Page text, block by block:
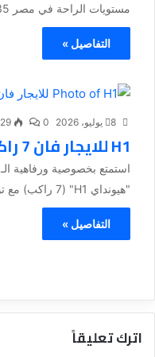
مستويات الراحة في مصر 01121759535 هل تبحث عن وسيلة...
التفاصيل »
8 يوليو، 2026 0
29
H1 للايجار فان 7 راكب
"هيونداي H1" (7 راكب) مع تورست باص 011 21759535...
التفاصيل »
اترك تعليقاً